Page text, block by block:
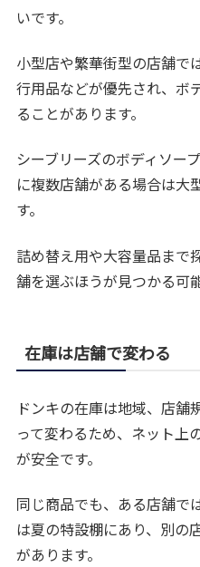
いです。
小型店や繁華街型の店舗で
行用品などが優先され、ボ
ることがあります。
シーブリーズのボディソー
に複数店舗がある場合は大
す。
詰め替え用や大容量品まで
舗を選ぶほうが見つかる可
在庫は店舗で変わる
ドンキの在庫は地域、店舗
って変わるため、ネット上
が安全です。
同じ商品でも、ある店舗で
は夏の特設棚にあり、別の
があります。